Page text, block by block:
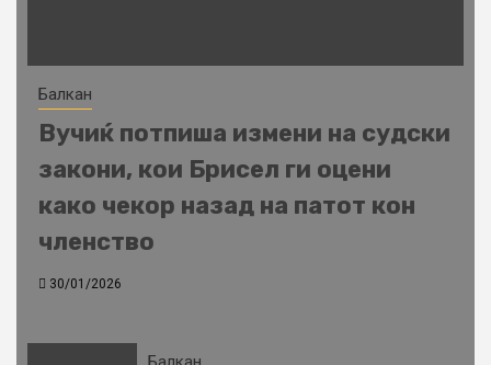
Балкан
Вучиќ потпиша измени на судски
закони, кои Брисел ги оцени
како чекор назад на патот кон
членство
30/01/2026